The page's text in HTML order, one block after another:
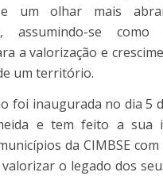
um olhar mais
assumindo-se
a valorização e
um território.
foi inaugurada no dia 5
e tem feito a sua
da CIMBSE
o legado dos